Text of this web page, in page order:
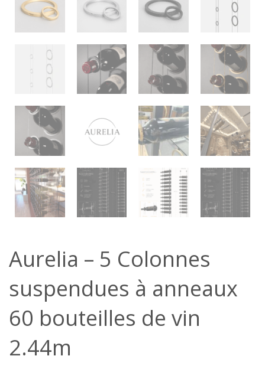
Aurelia – 5 Colonnes
suspendues à anneaux
60 bouteilles de vin
2.44m